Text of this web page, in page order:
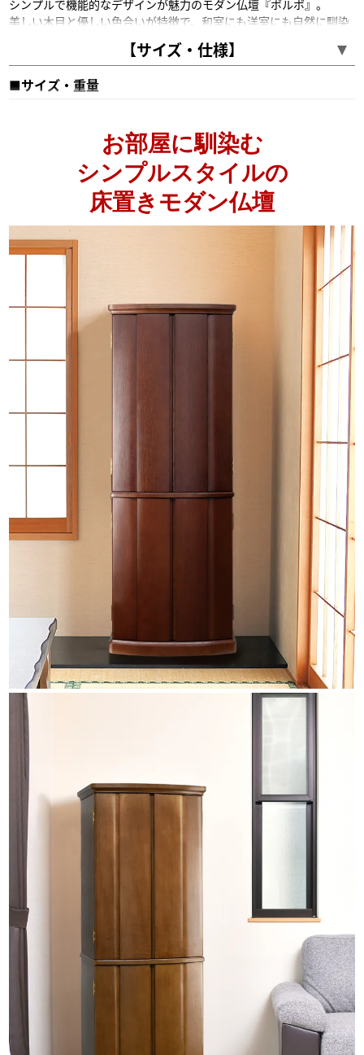
閉眼供養※引き取りサービスご利用の方のみ:
シンプルで機能的なデザインが魅力のモダン仏壇『ボルボ』。
美しい木目と優しい色合いが特徴で、和室にも洋室にも自然に馴染
シックな色合いの紫檀色と自然な風合いのダークの2色をご用意い
取り外し式の須弥壇や本尊台、スライド式仏具板や引き出し収納な
快適にお使いいただけます。
【サイズ・仕様】
■サイズ・重量
紫檀色：約45～50Kg／ダーク:約64kg
■お位牌・仏具の推奨サイズ
30cm前後
位牌
4.0～4.5寸
■仕様
海外
正面表面材
紫檀色
笠・台輪・戸板・扉：紫檀調着色
ホワイトオーク無垢 薄板貼り
MDF
ウレタン仕上げ
上台：LEDライト／取外し式本尊台／
取外し式須弥壇／スライド式仏具板
曹洞宗 真言宗 浄土真宗 西 東 本願寺派 大谷派 日
蓮宗 浄土宗 時宗 天台宗 臨済宗 妙心寺派 禅宗 無
宗派 他
※お仏壇のみの販売です。仏具類・仏壇台は付属しません。
※実際のサイズと若干異なる場合がございます。
※実際の商品と色味が若干異なって見える場合がございます。
※商品仕様につきましては予告なく変更することがございます。予
めご了承ください。
※お仏壇の設置の説明書、お仏壇の基本的な飾り方はこちら
お部屋に馴染む
シンプルスタイルの
床置きモダン仏壇